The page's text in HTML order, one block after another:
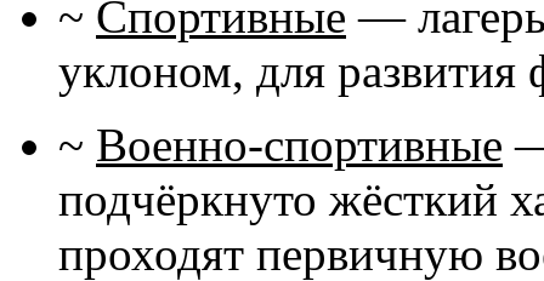
~ Спортивные —
уклоном, для развития
~ Военно-спортивные
подчёркнуто жёсткий
проходят первичную